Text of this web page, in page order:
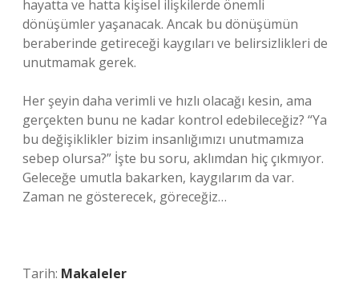
hayatta ve hatta kişisel ilişkilerde önemli
dönüşümler yaşanacak. Ancak bu dönüşümün
beraberinde getireceği kaygıları ve belirsizlikleri de
unutmamak gerek.
Her şeyin daha verimli ve hızlı olacağı kesin, ama
gerçekten bunu ne kadar kontrol edebileceğiz? “Ya
bu değişiklikler bizim insanlığımızı unutmamıza
sebep olursa?” İşte bu soru, aklımdan hiç çıkmıyor.
Geleceğe umutla bakarken, kaygılarım da var.
Zaman ne gösterecek, göreceğiz…
Tarih: Makaleler